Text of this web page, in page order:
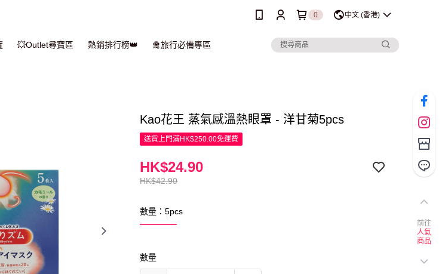
0 中文 (香港)
💥Outlet尋寶區 熱銷排行榜👑 🛅旅行必備專區
Kao花王 蒸氣感溫熱眼罩 - 洋甘菊5pcs
送貨上門滿HK$250.00免運費
HK$42.90
HK$24.90
數量：5pcs
數量
前往
人氣
商品